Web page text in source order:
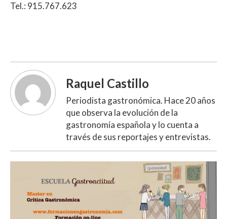
Tel.: 915.767.623
Raquel Castillo
Periodista gastronómica. Hace 20 años
que observa la evolución de la
gastronomía española y lo cuenta a
través de sus reportajes y entrevistas.